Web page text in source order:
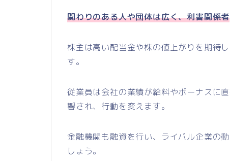
関わりのある人や団体は広く、利害関係者
株主は高い配当金や株の値上がりを期待
す。
従業員は会社の業績が給料やボーナスに
響され、行動を変えます。
金融機関も融資を行い、ライバル企業の
しょう。